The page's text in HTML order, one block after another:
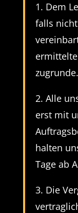
1. Dem
falls
zugrunde.
2. Alle
erst mit
halten
Tage ab
3. Die